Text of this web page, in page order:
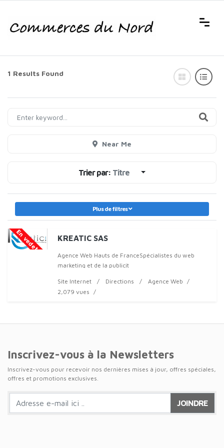
1 Results Found
Near Me
Trier par: Titre
Plus de filtres
En vedette KREATIC SAS
Agence Web Hauts de FranceSpécialistes du web
marketing et de la publicit
Site Internet Directions
Agence Web
2,079 vues
Inscrivez-vous à la Newsletters
Inscrivez-vous pour recevoir nos dernières mises à jour, offres spéciales,
offres et promotions exclusives.
JOINDRE